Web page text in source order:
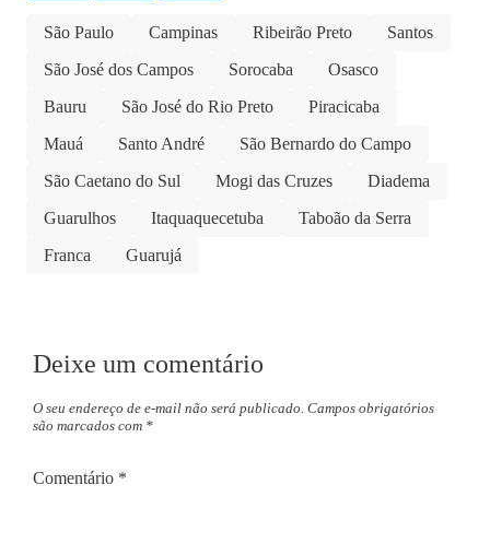
São Paulo Campinas Ribeirão Preto
Santos
São José dos Campos
Sorocaba
Osasco
Bauru
São José do Rio Preto
Piracicaba
Mauá
Santo André
São Bernardo do Campo
São Caetano do Sul
Mogi das Cruzes
Diadema
Guarulhos
Itaquaquecetuba
Taboão da Serra
Franca
Guarujá
Deixe um comentário
O seu endereço de e-mail não será publicado. Campos obrigatórios
são marcados com *
Comentário *